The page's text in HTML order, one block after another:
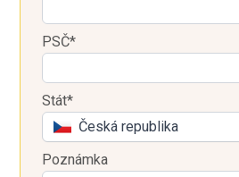
PSČ*
Stát*
Česká republika
Poznámka